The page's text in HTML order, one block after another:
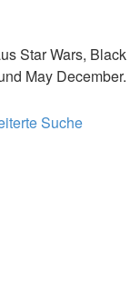
Star Wars, Black
May December.
Suche